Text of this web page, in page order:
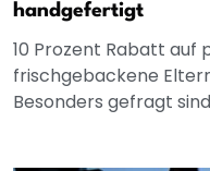
handgefertigt
10 Prozent Rabatt auf
frischgebackene
Besonders gefragt